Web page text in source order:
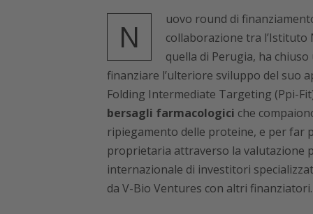
N
uovo round di
collaborazione tra l’Istituto
quella di Perugia, ha
finanziare l’ulteriore sviluppo del suo
Folding Intermediate Targeting (Ppi-
bersagli farmacologici che
ripiegamento delle proteine, e per far
proprietaria attraverso la valutazione
internazionale di investitori
da V-Bio Ventures con altri finanziatori.